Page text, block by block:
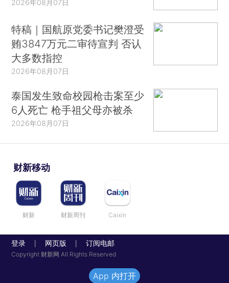
2026年08月07日
特稿｜国航原党委书记樊澄受
贿3847万元二审待宣判 否认
大多数指控
2026年08月07日
泰国发生致命校园枪击案至少
6人死亡 枪手祖父母亦被杀
2026年08月07日
财新移动
财新 财新周刊 Caixin
登录 网页版 订阅电邮
Copyright 财新网 All Rights Reserved
App 内打开